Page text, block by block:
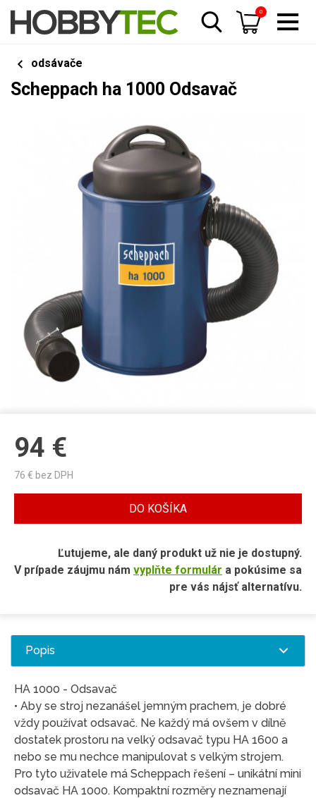
0
odsávače
Scheppach ha 1000 Odsavač
94 €
76 € bez DPH
DO KOŠÍKA
Ľutujeme, ale daný produkt už nie je dostupný.
V prípade záujmu nám vyplňte formulár a pokúsime sa
pre vás nájsť alternatívu.
Popis
HA 1000 - Odsavač
• Aby se stroj nezanášel jemným prachem, je dobré
vždy používat odsavač. Ne každý má ovšem v dílně
dostatek prostoru na velký odsavač typu HA 1600 a
nebo se mu nechce manipulovat s velkým strojem.
Pro tyto uživatele má Scheppach řešení – unikátní mini
odsavač HA 1000. Kompaktní rozměry neznamenají